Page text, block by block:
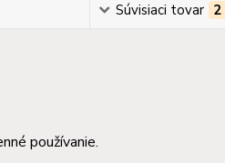
Súvisiaci tovar 2
používanie.